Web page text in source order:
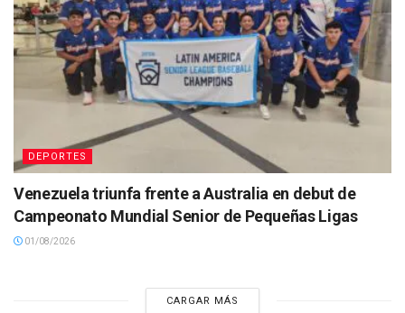
DEPORTES
Venezuela triunfa frente a Australia en debut de
Campeonato Mundial Senior de Pequeñas Ligas
01/08/2026
CARGAR MÁS